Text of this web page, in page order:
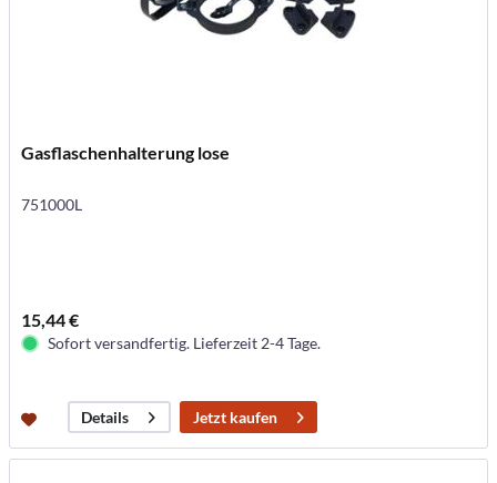
Gasflaschenhalterung lose
751000L
15,44 €
Sofort versandfertig. Lieferzeit 2-4 Tage.
Details Jetzt kaufen